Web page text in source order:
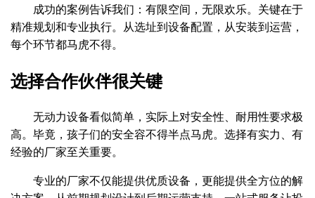
成功的案例告诉我们：有限空间，无限欢乐。关键在于
精准规划和专业执行。从选址到设备配置，从安装到运营，
每个环节都马虎不得。
选择合作伙伴很关键
无动力设备看似简单，实际上对安全性、耐用性要求极
高。毕竟，孩子们的安全容不得半点马虎。选择有实力、有
经验的厂家至关重要。
专业的厂家不仅能提供优质设备，更能提供全方位的解